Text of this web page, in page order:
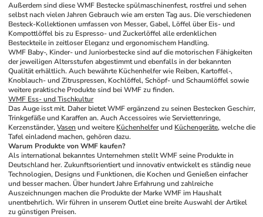
Außerdem sind diese WMF Bestecke spülmaschinenfest, rostfrei und sehen
selbst nach vielen Jahren Gebrauch wie am ersten Tag aus. Die verschiedenen
Besteck-Kollektionen umfassen von Messer, Gabel, Löffel über Eis- und
Kompottlöffel bis zu Espresso- und Zuckerlöffel alle erdenklichen
Besteckteile in zeitloser Eleganz und ergonomischem Handling.
WMF Baby-, Kinder- und Juniorbestecke sind auf die motorischen Fähigkeiten
der jeweiligen Altersstufen abgestimmt und ebenfalls in der bekannten
Qualität erhältlich. Auch bewährte Küchenhelfer wie Reiben, Kartoffel-,
Knoblauch- und Zitruspressen, Kochlöffel, Schöpf- und Schaumlöffel sowie
weitere praktische Produkte sind bei WMF zu finden.
WMF Ess- und Tischkultur
Das Auge isst mit. Daher bietet WMF ergänzend zu seinen Bestecken Geschirr,
Trinkgefäße und Karaffen an. Auch Accessoires wie Serviettenringe,
Kerzenständer, Vasen und weitere Küchenhelfer und Küchengeräte, welche die
Tafel einladend machen, gehören dazu.
Warum Produkte von WMF kaufen?
Als international bekanntes Unternehmen stellt WMF seine Produkte in
Deutschland her. Zukunftsorientiert und innovativ entwickelt es ständig neue
Technologien, Designs und Funktionen, die Kochen und Genießen einfacher
und besser machen. Über hundert Jahre Erfahrung und zahlreiche
Auszeichnungen machen die Produkte der Marke WMF im Haushalt
unentbehrlich. Wir führen in unserem Outlet eine breite Auswahl der Artikel
zu günstigen Preisen.